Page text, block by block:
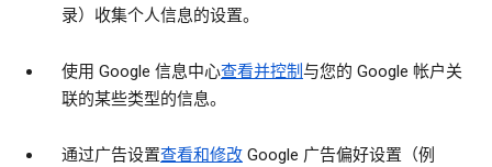
录）收集个人信息的设置。
使用 Google 信息中心查看并控制与您的 Google 帐户关
联的某些类型的信息。
通过广告设置查看和修改 Google 广告偏好设置（例